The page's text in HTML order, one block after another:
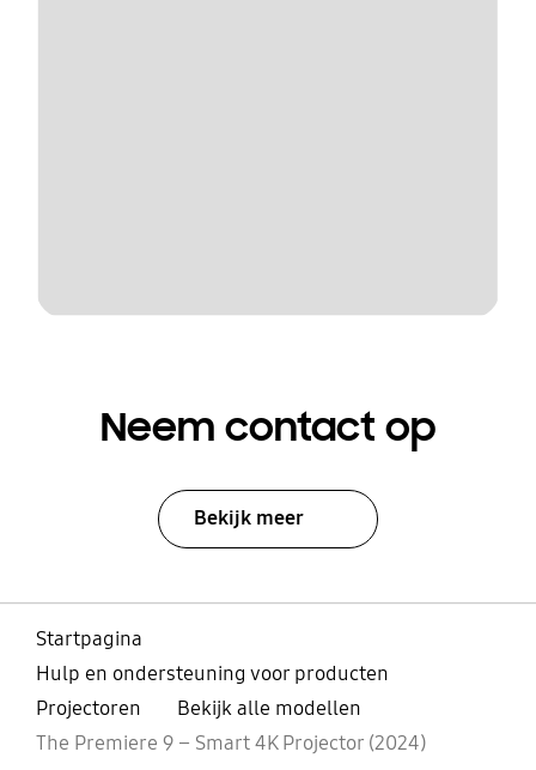
Neem contact op
Bekijk meer
Startpagina
Hulp en ondersteuning voor producten
Projectoren
Bekijk alle modellen
The Premiere 9 – Smart 4K Projector (2024)